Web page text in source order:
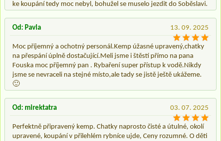
ke koupání tedy moc nebyl, bohužel se muselo jezdit do Soběslavi.
13. 09. 2025
Od: Pavla
Moc příjemný a ochotný personál.Kemp úžasné upravený,chatky
na přespání úplně dostačující.Meli jsme i štěstí přímo na pana
Fouska moc příjemný pan . Rybaření super přístup k vodě.Nikdy
jsme se nevraceli na stejné místo,ale tady se jistě ještě ukážeme.
🙂
03. 07. 2025
Od: mirektatra
Perfektně připravený kemp. Chatky naprosto čisté a útulné, okolí
upravené, koupání v přilehlém rybníce ujde, Ceny rozumné. O děti